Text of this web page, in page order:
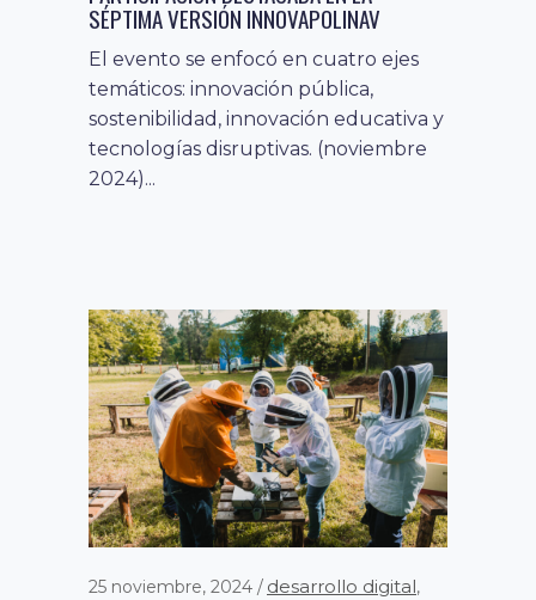
SÉPTIMA VERSIÓN INNOVAPOLINAV
El evento se enfocó en cuatro ejes
temáticos: innovación pública,
sostenibilidad, innovación educativa y
tecnologías disruptivas. (noviembre
2024)...
25 noviembre, 2024 desarrollo digital,
23 mayo, 2024 competencias y
habilidades digitales,conectividad
digital,habilidades del siglo xxi,
innovación, noticias,país digital
“LABORATORIOS DEL SIGLO XXI”
APOYARÁN LA TRANSFORMACIÓN DIGITAL
DE ESTUDIANTES DE SIERRA GORDA Y
BAQUEDANO
En estos nuevos espacios, los